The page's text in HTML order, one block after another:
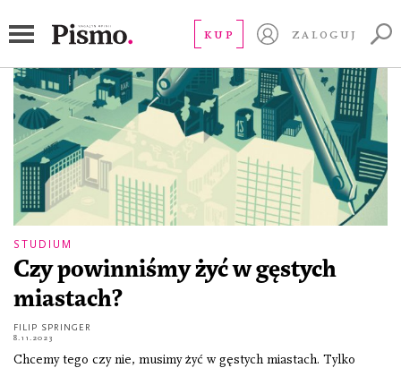
KUP ZALOGUJ
STUDIUM
Czy powinniśmy żyć w gęstych
miastach?
FILIP SPRINGER
8.11.2023
Chcemy tego czy nie, musimy żyć w gęstych miastach. Tylko